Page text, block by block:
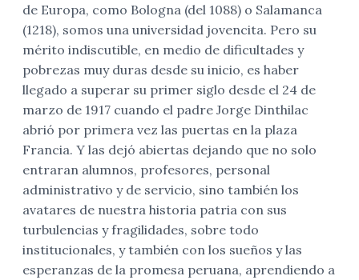
de Europa, como Bologna (del 1088) o Salamanca
(1218), somos una universidad jovencita. Pero su
mérito indiscutible, en medio de dificultades y
pobrezas muy duras desde su inicio, es haber
llegado a superar su primer siglo desde el 24 de
marzo de 1917 cuando el padre Jorge Dinthilac
abrió por primera vez las puertas en la plaza
Francia. Y las dejó abiertas dejando que no solo
entraran alumnos, profesores, personal
administrativo y de servicio, sino también los
avatares de nuestra historia patria con sus
turbulencias y fragilidades, sobre todo
institucionales, y también con los sueños y las
esperanzas de la promesa peruana, aprendiendo a